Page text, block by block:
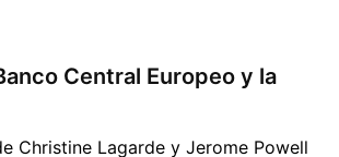
Central Europeo y la
Christine Lagarde y Jerome Powell